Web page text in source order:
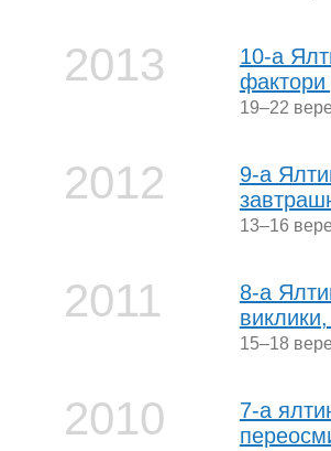
2013
10-а
фактори
19–22
2012
9-а
13–16
2011
8-а
15–18
2010
7-а